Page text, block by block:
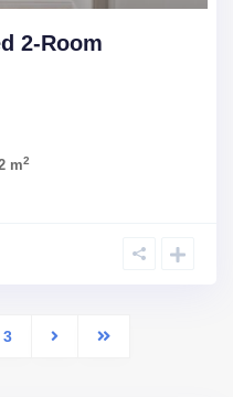
2-Room
m2
3